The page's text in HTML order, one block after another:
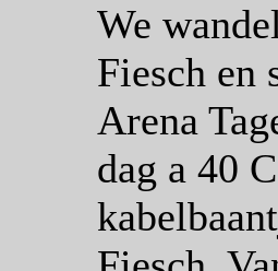
We
Fiesch en
Arena
dag a 40